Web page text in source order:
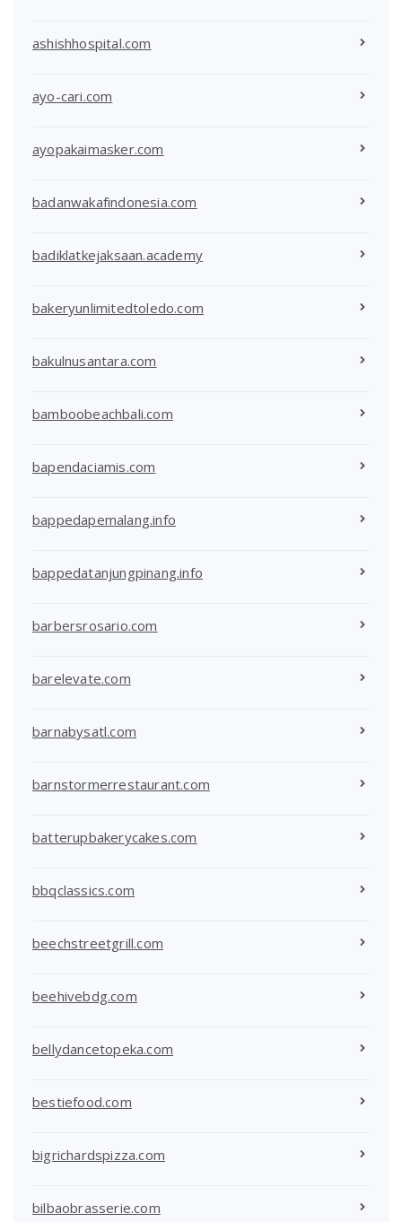
ashishhospital.com
ayo-cari.com
ayopakaimasker.com
badanwakafindonesia.com
badiklatkejaksaan.academy
bakeryunlimitedtoledo.com
bakulnusantara.com
bamboobeachbali.com
bapendaciamis.com
bappedapemalang.info
bappedatanjungpinang.info
barbersrosario.com
barelevate.com
barnabysatl.com
barnstormerrestaurant.com
batterupbakerycakes.com
bbqclassics.com
beechstreetgrill.com
beehivebdg.com
bellydancetopeka.com
bestiefood.com
bigrichardspizza.com
bilbaobrasserie.com